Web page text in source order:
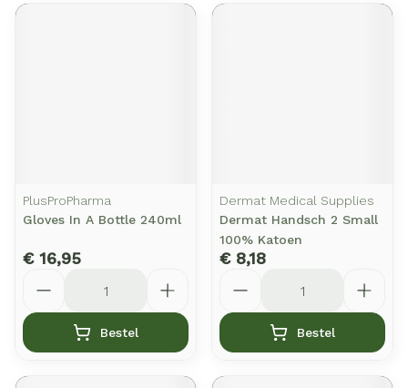
PlusProPharma
Gloves In A Bottle 240ml
€ 16,95
Bestel
Dermat Medical Supplies
Dermat Handsch 2 Small
100% Katoen
€ 8,18
Bestel